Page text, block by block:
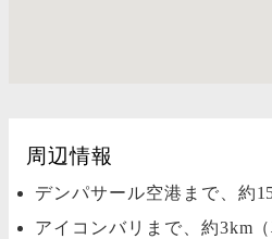
周辺情報
デンパサール空港まで、約
アイコンバリまで、約3km（